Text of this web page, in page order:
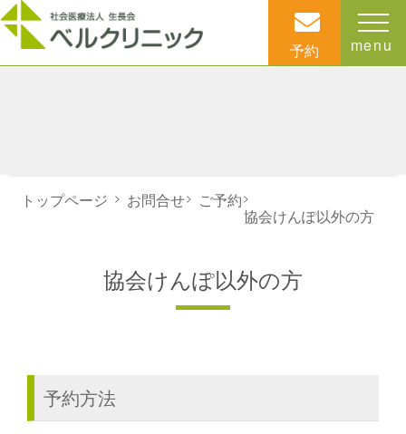
予約 menu
トップページ > お問合せ> ご予約>
協会けんぽ以外の方
協会けんぽ以外の方
予約方法